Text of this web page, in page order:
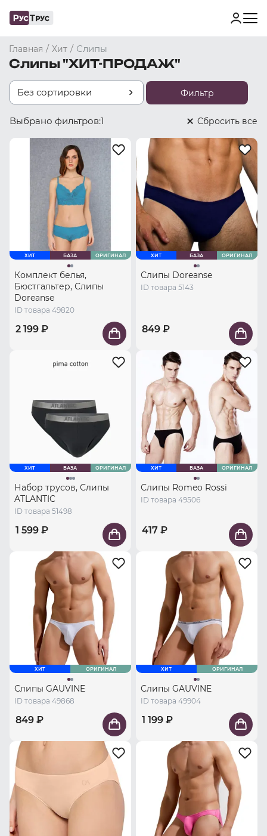
Главная / Хит / Слипы
Слипы "ХИТ-ПРОДАЖ"
Без сортировки Фильтр
Выбрано фильтров:1 Cбросить все
ХИТ БАЗА ОРИГИНАЛ
Комплект белья,
Бюстгальтер, Слипы
Doreanse
ID товара 49820
2 199 ₽
ХИТ БАЗА ОРИГИНАЛ
Слипы Doreanse
ID товара 5143
849 ₽
ХИТ БАЗА ОРИГИНАЛ
Набор трусов, Слипы
ATLANTIC
ID товара 51498
1 599 ₽
ХИТ БАЗА ОРИГИНАЛ
Слипы Romeo Rossi
ID товара 49506
417 ₽
ХИТ ОРИГИНАЛ
Слипы GAUVINE
ID товара 49868
849 ₽
ХИТ ОРИГИНАЛ
Слипы GAUVINE
ID товара 49904
1 199 ₽